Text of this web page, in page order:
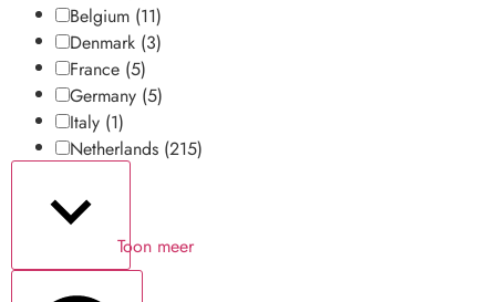
Belgium (11)
Denmark (3)
France (5)
Germany (5)
Italy (1)
Netherlands (215)
Toon meer